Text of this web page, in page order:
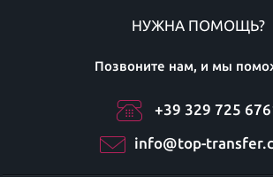
НУЖНА ПОМОЩЬ?
Позвоните нам, и мы
+39 329 725
info@top-